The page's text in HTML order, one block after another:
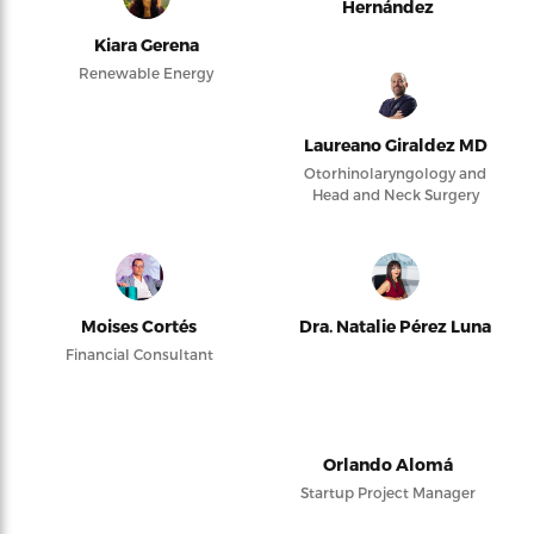
Kiara Gerena
Renewable Energy
Hernández
Laureano Giraldez MD
Otorhinolaryngology and
Head and Neck Surgery
Moises Cortés
Financial Consultant
Dra. Natalie Pérez Luna
Orlando Alomá
Startup Project Manager